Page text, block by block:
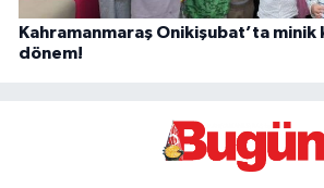
Kahramanmaraş Onikişubat’ta minik
dönem!